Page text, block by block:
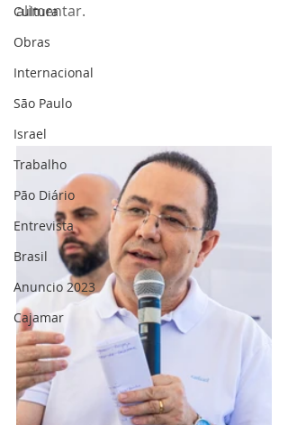
Cultura
Obras
Internacional
São Paulo
Israel
Trabalho
Pão Diário
Entrevista
Brasil
Anuncio 2023
Cajamar
alimentar.